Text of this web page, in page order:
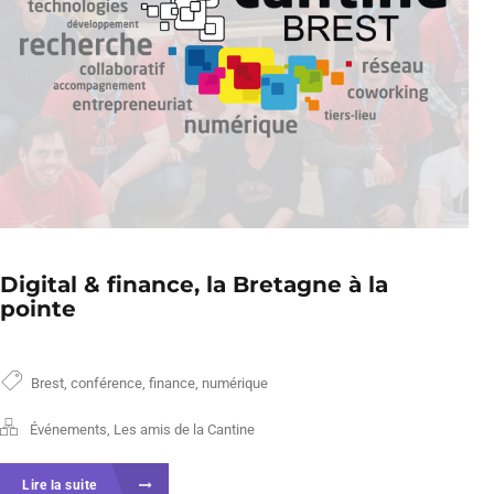
Digital & finance, la Bretagne à la
pointe
Brest conférence finance numérique
Événements Les amis de la Cantine
Lire la suite